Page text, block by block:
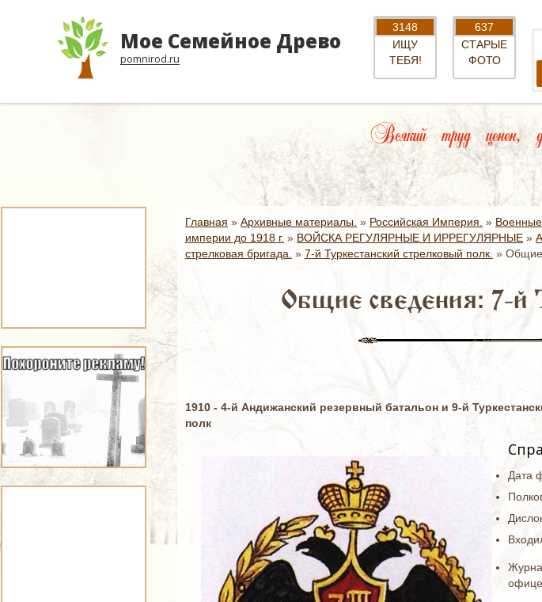
Мое Семейное Древо
pomnirod.ru
3148
ИЩУ
ТЕБЯ!
637
СТАРЫЕ
ФОТО
Всякий труд ценен,
Главная » Архивные материалы. » Российская Империя. » Военные
империи до 1918 г. » ВОЙСКА РЕГУЛЯРНЫЕ И ИРРЕГУЛЯРНЫЕ »
стрелковая бригада. » 7-й Туркестанский стрелковый полк. » Общие
Общие сведения: 7-й
1910 - 4-й Андижанский резервный батальон и 9-й
полк
Дата